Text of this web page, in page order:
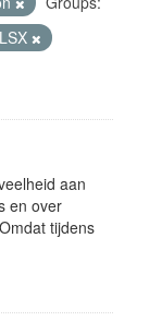
aan
en over
tijdens